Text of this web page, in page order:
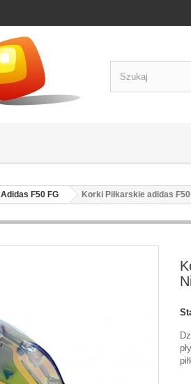
Adidas F50 FG Korki Piłkarskie adidas